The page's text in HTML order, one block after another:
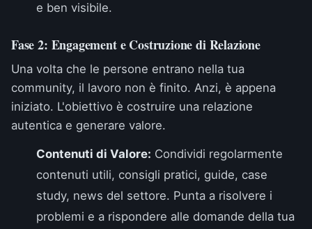
e ben visibile.
Fase 2: Engagement e Costruzione di Relazione
Una volta che le persone entrano nella tua
community, il lavoro non è finito. Anzi, è appena
iniziato. L'obiettivo è costruire una relazione
autentica e generare valore.
Contenuti di Valore: Condividi regolarmente
contenuti utili, consigli pratici, guide, case
study, news del settore. Punta a risolvere i
problemi e a rispondere alle domande della tua